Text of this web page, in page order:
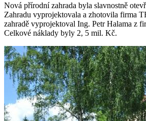
Nová přírodní zahrada byla slavnostně
Zahradu vyprojektovala a zhotovila firma
zahradě vyprojektoval Ing. Petr Halama z
Celkové náklady byly 2, 5 mil. Kč.